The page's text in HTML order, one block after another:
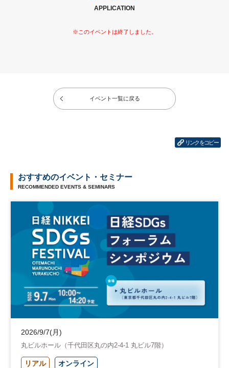
APPLICATION
イベント一覧に戻る
リンクをコピー
おすすめのイベント・セミナー
RECOMMENDED EVENTS & SEMINARS
2026/9/7(月)
丸ビルホール（千代田区丸の内2-4-1 丸ビル7階）
リアル オンライン